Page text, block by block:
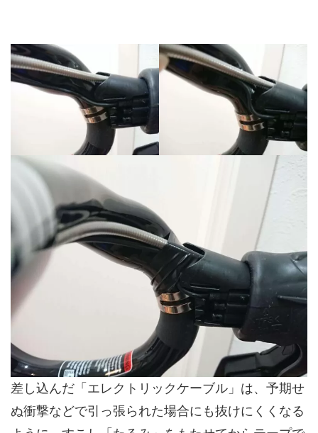
差し込んだ「エレクトリックケーブル」は、予期せ
ぬ衝撃などで引っ張られた場合にも抜けにくくなる